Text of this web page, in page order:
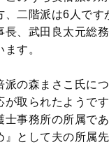
、二階派は6人です
長、武田良太元総
す。
派の森まさこ氏に
が取られたようで
士事務所の所属で
』として夫の所属